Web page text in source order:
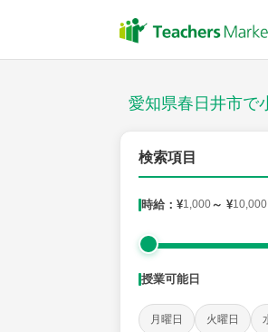
愛知県春日井市で
検索項目
時給：¥1,000～ ¥10,000
授業可能日
月曜日 火曜日
授業スタイル